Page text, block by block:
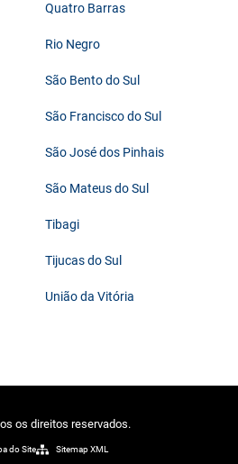
Quatro Barras
Rio Negro
São Bento do Sul
São Francisco do Sul
São José dos Pinhais
São Mateus do Sul
Tibagi
Tijucas do Sul
União da Vitória
os direitos reservados.
do Site Sitemap XML